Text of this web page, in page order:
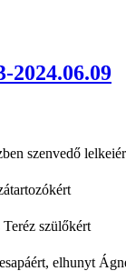
2024.06.09
szenvedő
szülőkért
elhunyt